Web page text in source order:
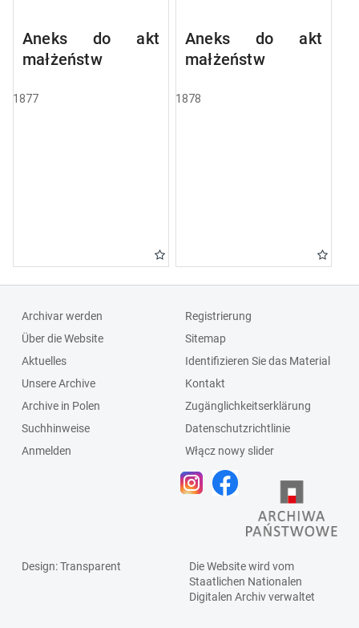
Aneks do akt
małżeństw
1877
Aneks do akt
małżeństw
1878
Archivar werden
Über die Website
Aktuelles
Unsere Archive
Archive in Polen
Suchhinweise
Anmelden
Registrierung
Sitemap
Identifizieren Sie das Material
Kontakt
Zugänglichkeitserklärung
Datenschutzrichtlinie
Włącz nowy slider
Design: Transparent
Die Website wird vom
Staatlichen Nationalen
Digitalen Archivverwaltet